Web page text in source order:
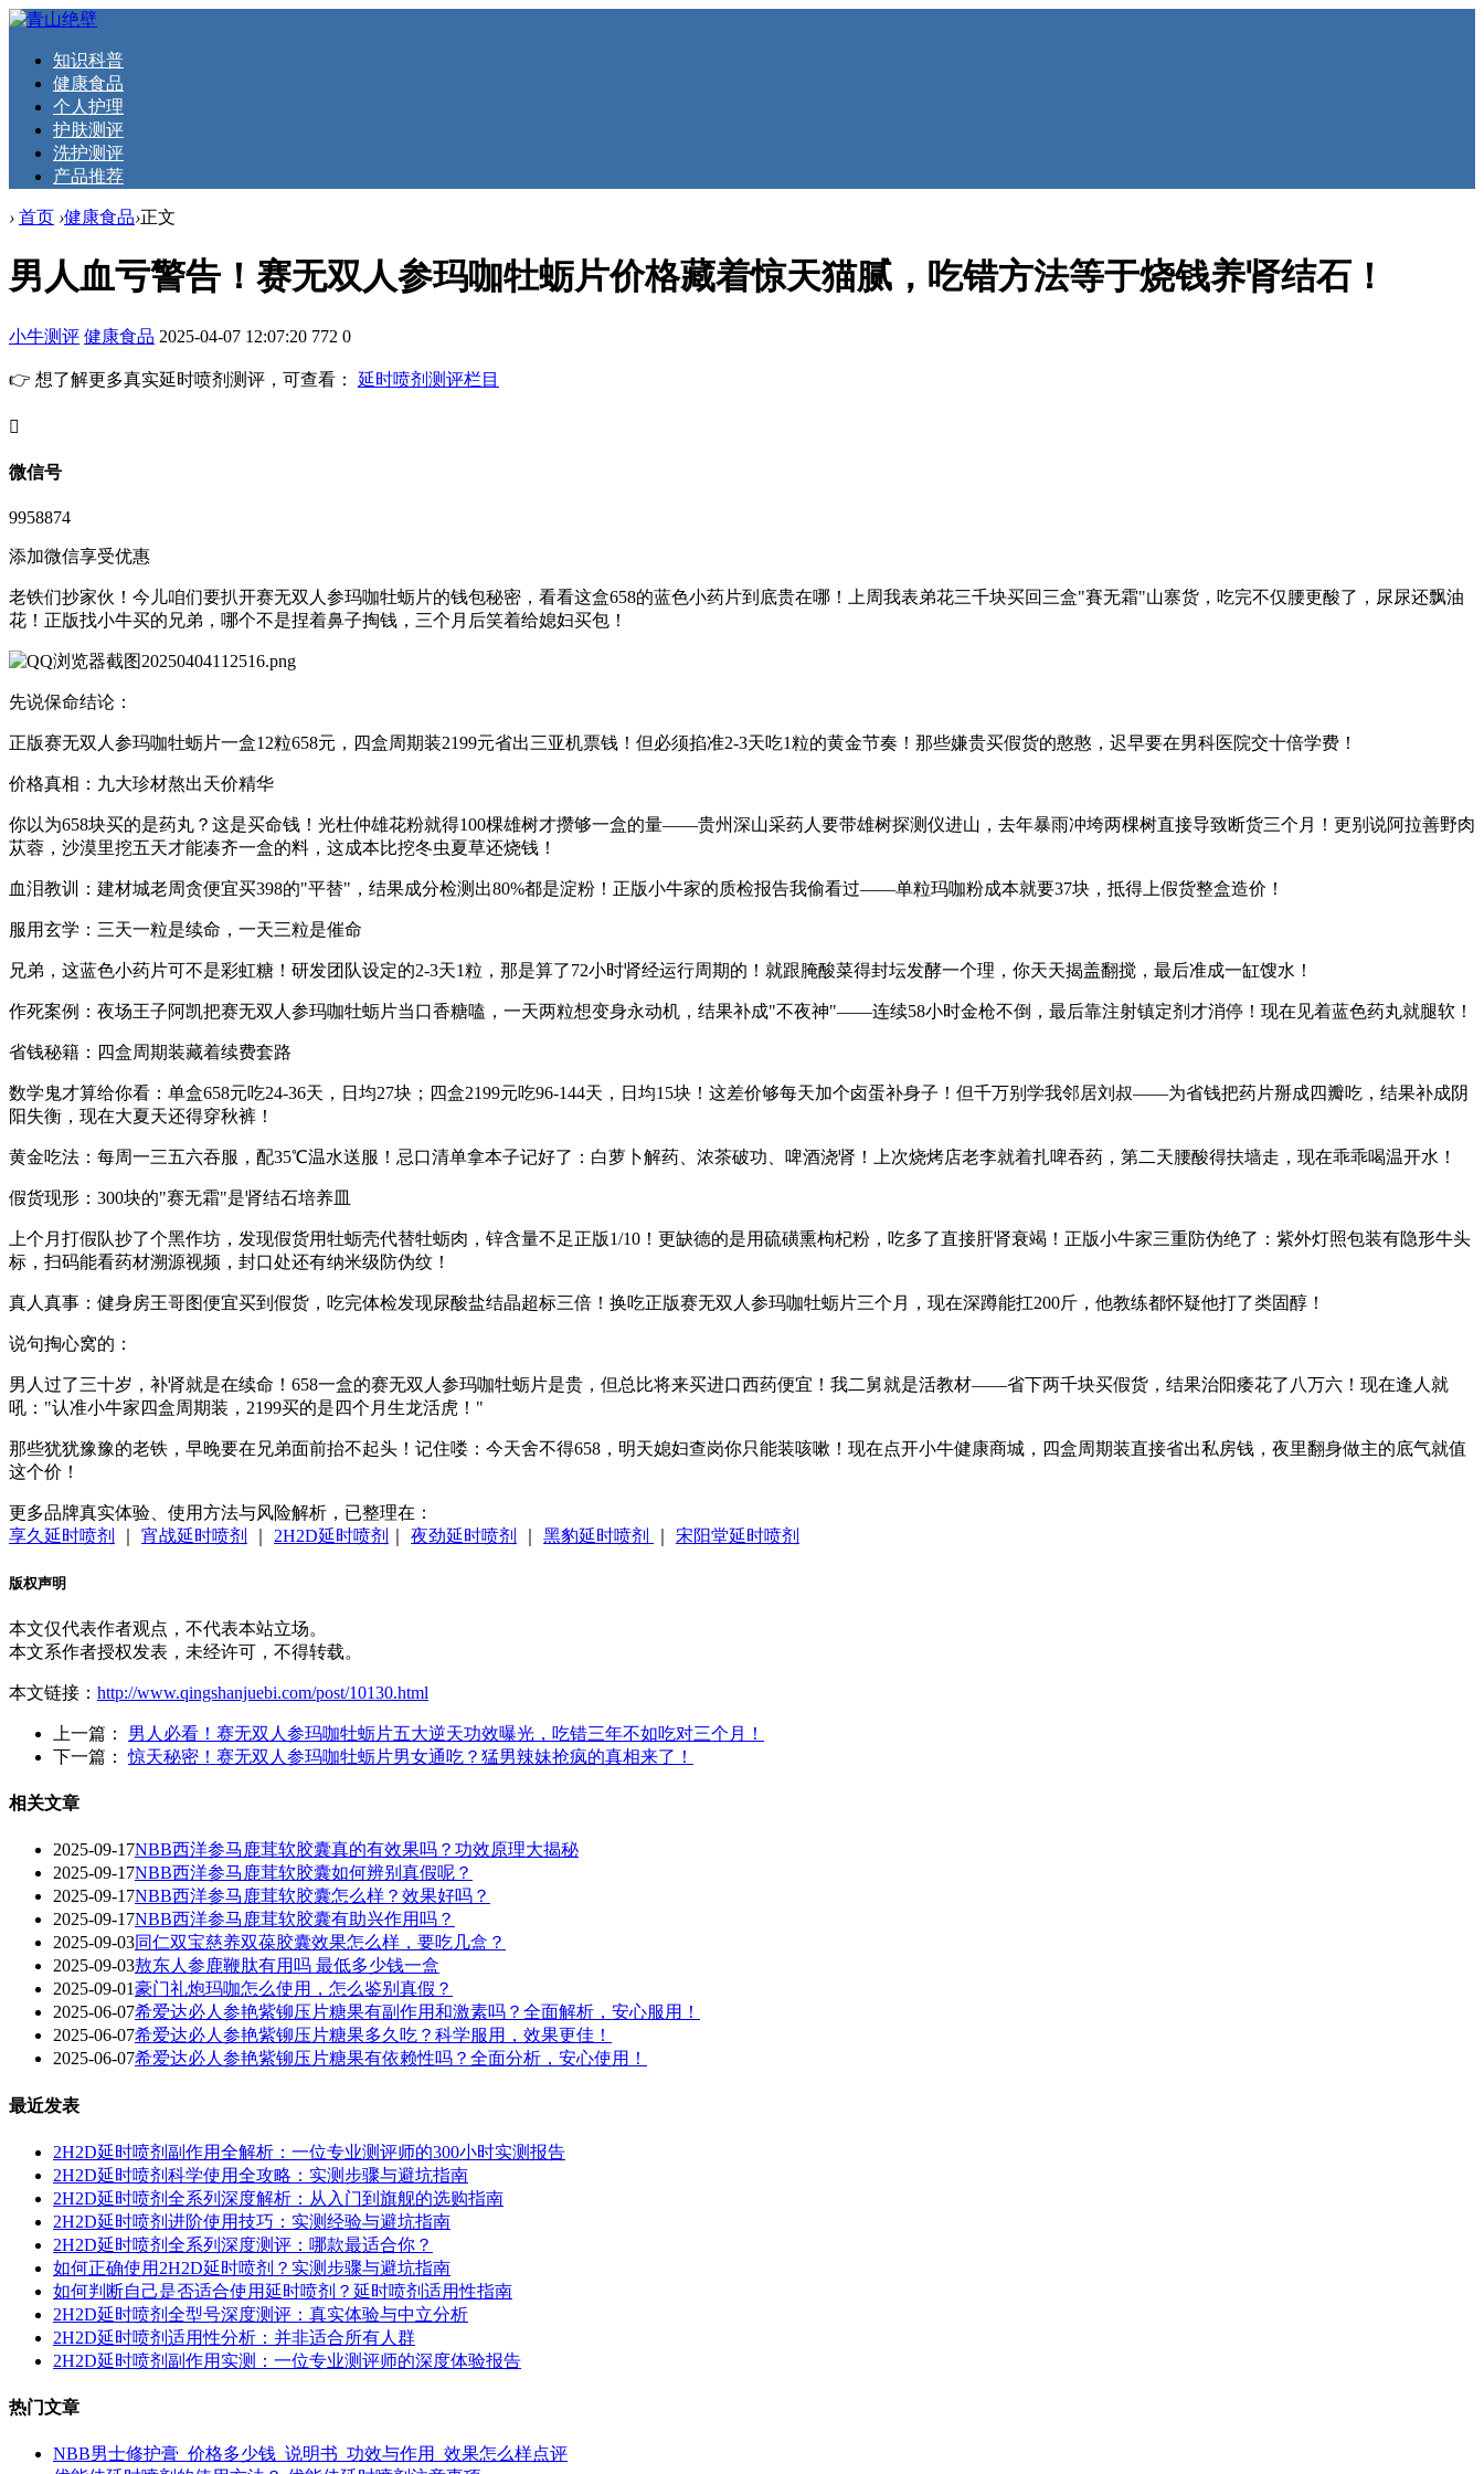
知识科普
健康食品
个人护理
护肤测评
洗护测评
产品推荐
› 首页 ›健康食品›正文
男人血亏警告！赛无双人参玛咖牡蛎片价格藏着惊天猫腻，吃错方法等于烧钱养肾结石！
小牛测评 健康食品 2025-04-07 12:07:20 772 0
👉 想了解更多真实延时喷剂测评，可查看： 延时喷剂测评栏目
󦘖
微信号
9958874
添加微信享受优惠
老铁们抄家伙！今儿咱们要扒开赛无双人参玛咖牡蛎片的钱包秘密，看看这盒658的蓝色小药片到底贵在哪！上周我表弟花三千块买回三盒"賽无霜"山寨货，吃完不仅腰更酸了，尿尿还飘油
花！正版找小牛买的兄弟，哪个不是捏着鼻子掏钱，三个月后笑着给媳妇买包！
先说保命结论：
正版赛无双人参玛咖牡蛎片一盒12粒658元，四盒周期装2199元省出三亚机票钱！但必须掐准2-3天吃1粒的黄金节奏！那些嫌贵买假货的憨憨，迟早要在男科医院交十倍学费！
价格真相：九大珍材熬出天价精华
你以为658块买的是药丸？这是买命钱！光杜仲雄花粉就得100棵雄树才攒够一盒的量——贵州深山采药人要带雄树探测仪进山，去年暴雨冲垮两棵树直接导致断货三个月！更别说阿拉善野肉
苁蓉，沙漠里挖五天才能凑齐一盒的料，这成本比挖冬虫夏草还烧钱！
血泪教训：建材城老周贪便宜买398的"平替"，结果成分检测出80%都是淀粉！正版小牛家的质检报告我偷看过——单粒玛咖粉成本就要37块，抵得上假货整盒造价！
服用玄学：三天一粒是续命，一天三粒是催命
兄弟，这蓝色小药片可不是彩虹糖！研发团队设定的2-3天1粒，那是算了72小时肾经运行周期的！就跟腌酸菜得封坛发酵一个理，你天天揭盖翻搅，最后准成一缸馊水！
作死案例：夜场王子阿凯把赛无双人参玛咖牡蛎片当口香糖嗑，一天两粒想变身永动机，结果补成"不夜神"——连续58小时金枪不倒，最后靠注射镇定剂才消停！现在见着蓝色药丸就腿软！
省钱秘籍：四盒周期装藏着续费套路
数学鬼才算给你看：单盒658元吃24-36天，日均27块；四盒2199元吃96-144天，日均15块！这差价够每天加个卤蛋补身子！但千万别学我邻居刘叔——为省钱把药片掰成四瓣吃，结果补成阴
阳失衡，现在大夏天还得穿秋裤！
黄金吃法：每周一三五六吞服，配35℃温水送服！忌口清单拿本子记好了：白萝卜解药、浓茶破功、啤酒浇肾！上次烧烤店老李就着扎啤吞药，第二天腰酸得扶墙走，现在乖乖喝温开水！
假货现形：300块的"赛无霜"是肾结石培养皿
上个月打假队抄了个黑作坊，发现假货用牡蛎壳代替牡蛎肉，锌含量不足正版1/10！更缺德的是用硫磺熏枸杞粉，吃多了直接肝肾衰竭！正版小牛家三重防伪绝了：紫外灯照包装有隐形牛头
标，扫码能看药材溯源视频，封口处还有纳米级防伪纹！
真人真事：健身房王哥图便宜买到假货，吃完体检发现尿酸盐结晶超标三倍！换吃正版赛无双人参玛咖牡蛎片三个月，现在深蹲能扛200斤，他教练都怀疑他打了类固醇！
说句掏心窝的：
男人过了三十岁，补肾就是在续命！658一盒的赛无双人参玛咖牡蛎片是贵，但总比将来买进口西药便宜！我二舅就是活教材——省下两千块买假货，结果治阳痿花了八万六！现在逢人就
吼："认准小牛家四盒周期装，2199买的是四个月生龙活虎！"
那些犹犹豫豫的老铁，早晚要在兄弟面前抬不起头！记住喽：今天舍不得658，明天媳妇查岗你只能装咳嗽！现在点开小牛健康商城，四盒周期装直接省出私房钱，夜里翻身做主的底气就值
这个价！
更多品牌真实体验、使用方法与风险解析，已整理在：
享久延时喷剂
宵战延时喷剂 2H2D延时喷剂 夜劲延时喷剂 黑豹延时喷剂 宋阳堂延时喷剂
版权声明
本文仅代表作者观点，不代表本站立场。
本文系作者授权发表，未经许可，不得转载。
本文链接： http://www.qingshanjuebi.com/post/10130.html
上一篇： 男人必看！赛无双人参玛咖牡蛎片五大逆天功效曝光，吃错三年不如吃对三个月！
下一篇：惊天秘密！赛无双人参玛咖牡蛎片男女通吃？猛男辣妹抢疯的真相来了！
相关文章
2025-09-17NBB西洋参马鹿茸软胶囊真的有效果吗？功效原理大揭秘
2025-09-17NBB西洋参马鹿茸软胶囊如何辨别真假呢？
2025-09-17‌NBB西洋参马鹿茸软胶囊怎么样？效果好吗？‌
2025-09-17NBB西洋参马鹿茸软胶囊有助兴作用吗？
2025-09-03同仁双宝慈养双葆胶囊效果怎么样，要吃几盒？
2025-09-03敖东人参鹿鞭肽有用吗 最低多少钱一盒
2025-09-01豪门礼炮玛咖怎么使用，怎么鉴别真假？
2025-06-07希爱达必人参艳紫铆压片糖果有副作用和激素吗？全面解析，安心服用！
2025-06-07希爱达必人参艳紫铆压片糖果多久吃？科学服用，效果更佳！
2025-06-07希爱达必人参艳紫铆压片糖果有依赖性吗？全面分析，安心使用！
最近发表
2H2D延时喷剂副作用全解析：一位专业测评师的300小时实测报告
2H2D延时喷剂科学使用全攻略：实测步骤与避坑指南
2H2D延时喷剂全系列深度解析：从入门到旗舰的选购指南
2H2D延时喷剂进阶使用技巧：实测经验与避坑指南
2H2D延时喷剂全系列深度测评：哪款最适合你？
如何正确使用2H2D延时喷剂？实测步骤与避坑指南
如何判断自己是否适合使用延时喷剂？延时喷剂适用性指南
2H2D延时喷剂全型号深度测评：真实体验与中立分析
2H2D延时喷剂适用性分析：并非适合所有人群
2H2D延时喷剂副作用实测：一位专业测评师的深度体验报告
热门文章
NBB男士修护膏_价格多少钱_说明书_功效与作用_效果怎么样点评